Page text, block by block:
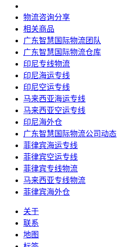
物流咨询分享
相关商品
广东智慧国际物流团队
广东智慧国际物流仓库
印尼专线物流
印尼海运专线
印尼空运专线
马来西亚海运专线
马来西亚空运专线
印尼海外仓
广东智慧国际物流公司动态
菲律宾海运专线
菲律宾空运专线
菲律宾专线物流
马来西亚专线物流
菲律宾海外仓
关于
联系
地图